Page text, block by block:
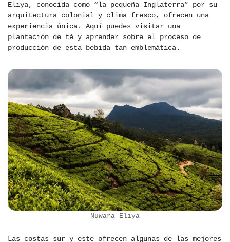
Eliya, conocida como “la pequeña Inglaterra” por su
arquitectura colonial y clima fresco, ofrecen una
experiencia única. Aquí puedes visitar una
plantación de té y aprender sobre el proceso de
producción de esta bebida tan emblemática.
Nuwara Eliya
Las costas sur y este ofrecen algunas de las mejores